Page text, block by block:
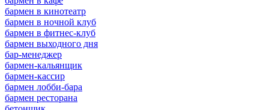
бармен в кинотеатр
бармен в ночной клуб
бармен в фитнес-клуб
бармен выходного дня
бар-менеджер
бармен-кальянщик
бармен-кассир
бармен лобби-бара
бармен ресторана